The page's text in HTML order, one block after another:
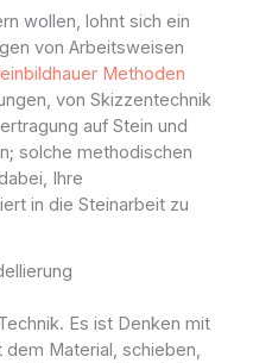
wollen, lohnt sich ein
von Arbeitsweisen
Methoden
von Skizzentechnik
auf Stein und
solche methodischen
Ihre
in die Steinarbeit zu
Es ist Denken mit
Material, schieben,